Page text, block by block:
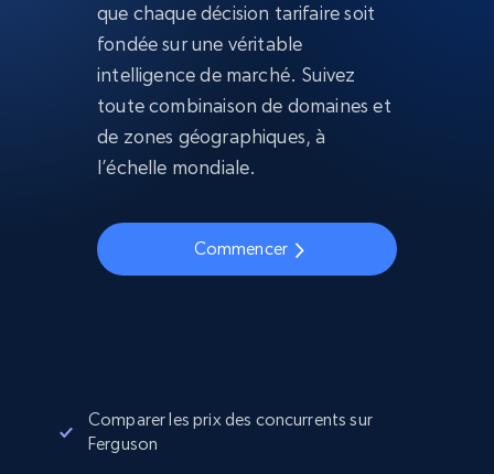
que chaque décision tarifaire soit
fondée sur une véritable
intelligence de marché. Suivez
toute combinaison de domaines et
de zones géographiques, à
l’échelle mondiale.
Commencer
Comparer les prix des concurrents sur
Ferguson